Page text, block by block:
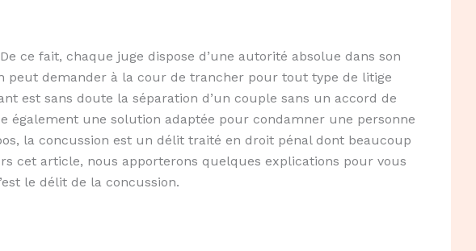
ce fait, chaque juge dispose d’une autorité absolue dans son
peut demander à la cour de trancher pour tout type de litige
est sans doute la séparation d’un couple sans un accord de
également une solution adaptée pour condamner une personne
la concussion est un délit traité en droit pénal dont beaucoup
cet article, nous apporterons quelques explications pour vous
le délit de la concussion.